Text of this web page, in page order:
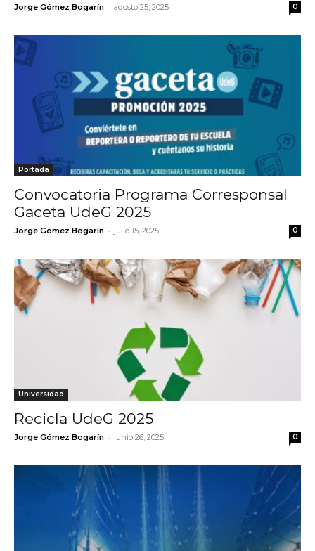
Jorge Gómez Bogarín - agosto 25, 2025 0
Portada
Convocatoria Programa Corresponsal
Gaceta UdeG 2025
Jorge Gómez Bogarín - julio 15, 2025 0
Universidad
Recicla UdeG 2025
Jorge Gómez Bogarín - junio 26, 2025 0